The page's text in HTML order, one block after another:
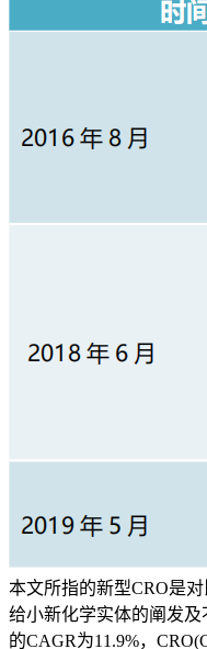
本文所指的新型CRO是
给小新化学实体的阐发及
的CAGR为11.9%，